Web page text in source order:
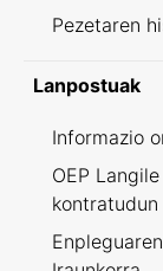
Pezetaren
Lanpostuak
Informazio
OEP